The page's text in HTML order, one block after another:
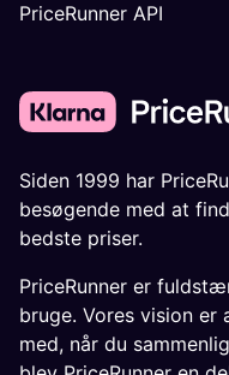
PriceRunner API
Siden 1999 har
besøgende med at
bedste priser.
PriceRunner er
bruge. Vores vision
med, når du